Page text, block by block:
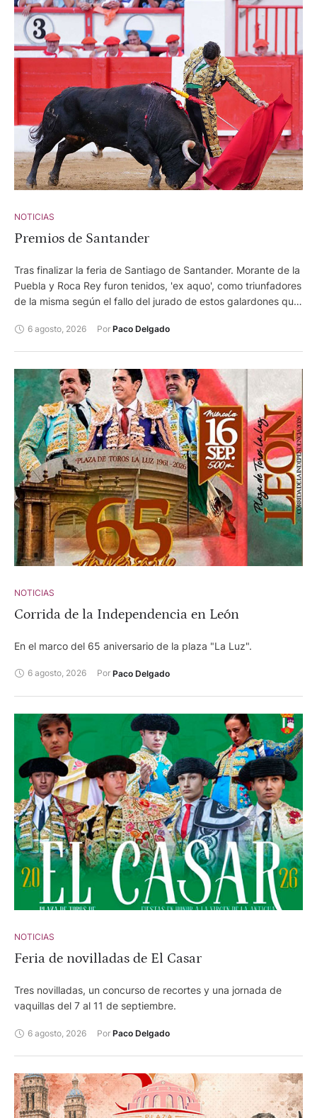
NOTICIAS
Premios de Santander
Tras finalizar la feria de Santiago de Santander. Morante de la
Puebla y Roca Rey furon tenidos, 'ex aquo', como triunfadores
de la misma según el fallo del jurado de estos galardones que
6 agosto, 2026 Por Paco Delgado
NOTICIAS
Corrida de la Independencia en León
En el marco del 65 aniversario de la plaza "La Luz".
6 agosto, 2026 Por Paco Delgado
NOTICIAS
Feria de novilladas de El Casar
Tres novilladas, un concurso de recortes y una jornada de
vaquillas del 7 al 11 de septiembre.
6 agosto, 2026 Por Paco Delgado